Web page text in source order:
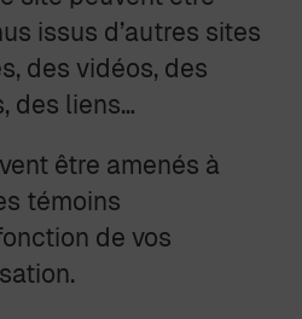
issus d’autres sites
des vidéos, des
des liens…
être amenés à
témoins
de vos